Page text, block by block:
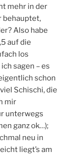
mehr in der
behauptet,
Also habe
auf die
los
sagen – es
schon
Schischi, die
mir
unterwegs
ganz ok…);
neu in
liegt’s am